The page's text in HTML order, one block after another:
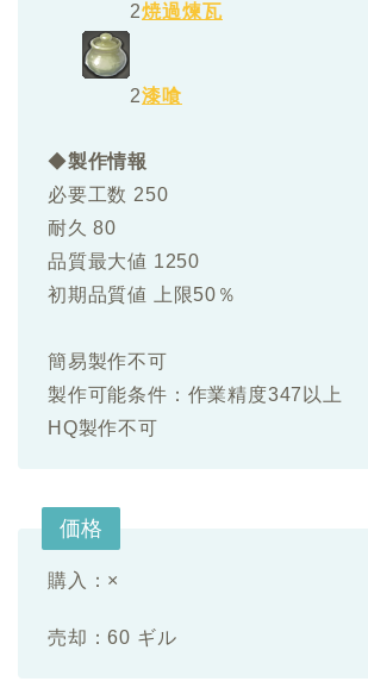
2焼過煉瓦
2漆喰
◆製作情報
必要工数 250
耐久 80
品質最大値 1250
初期品質値 上限50％
簡易製作不可
製作可能条件：作業精度347以上
HQ製作不可
価格
購入： ×
売却：60 ギル